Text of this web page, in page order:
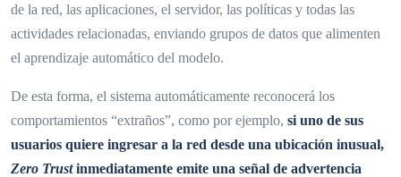
de la red, las aplicaciones, el servidor, las políticas y todas las
actividades relacionadas, enviando grupos de datos que alimenten
el aprendizaje automático del modelo.
De esta forma, el sistema automáticamente reconocerá los
comportamientos “extraños”, como por ejemplo, si uno de sus
usuarios quiere ingresar a la red desde una ubicación inusual,
Zero Trustinmediatamente emite una señal de advertencia